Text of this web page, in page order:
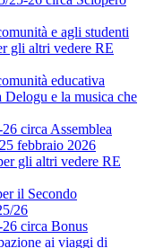
e agli studenti
gli altri vedere RE
educativa
e la musica che
circa Assemblea
febbraio 2026
gli altri vedere RE
il Secondo
26
circa Bonus
ai viaggi di